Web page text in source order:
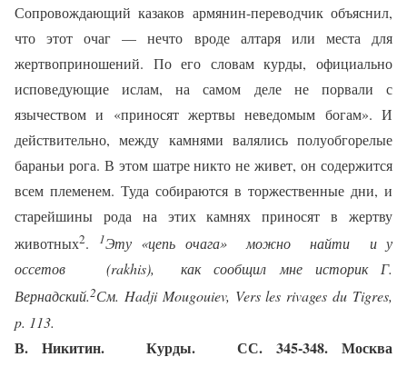
Сопровождающий казаков армя­нин-переводчик объяснил,
что этот очаг — нечто вроде алтаря или места для
жертвоприношений. По его сло­вам курды, официально
исповедующие ислам, на самом деле не порвали с
язычеством и «приносят жертвы не­ведомым богам». И
действительно, между камнями ва­лялись полуобгорелые
бараньи рога. В этом шатре никто не живет, он содержится
всем племенем. Туда собира­ются в торжественные дни, и
старейшины рода на этих камнях приносят в жертву
животных2. 1Эту «цепь очага» можно найти
и у
оссетов
(rakhis),
как сообщил мне историк Г.
Вернадский.2См. Hadji Mougouiev, Vers les rivages du Tigres,
p. 113.
В. Никитин. Курды.
СС. 345-348. Москва